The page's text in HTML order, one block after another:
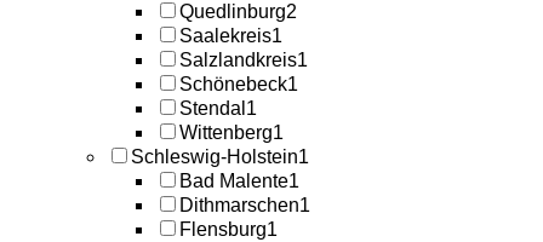
Quedlinburg2
Saalekreis1
Salzlandkreis1
Schönebeck1
Stendal 1
Wittenberg1
Schleswig-Holstein1
Bad Malente1
Dithmarschen1
Flensburg1